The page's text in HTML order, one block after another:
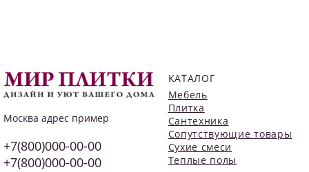
Москва адрес пример
+7(800)000-00-00
+7(800)000-00-00
КАТАЛОГ
Мебель
Плитка
Сантехника
Сопутствующие товары
Сухие смеси
Теплые полы